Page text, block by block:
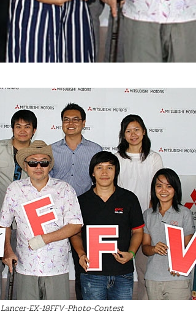
Lancer-EX-18FFV-Photo-Contest